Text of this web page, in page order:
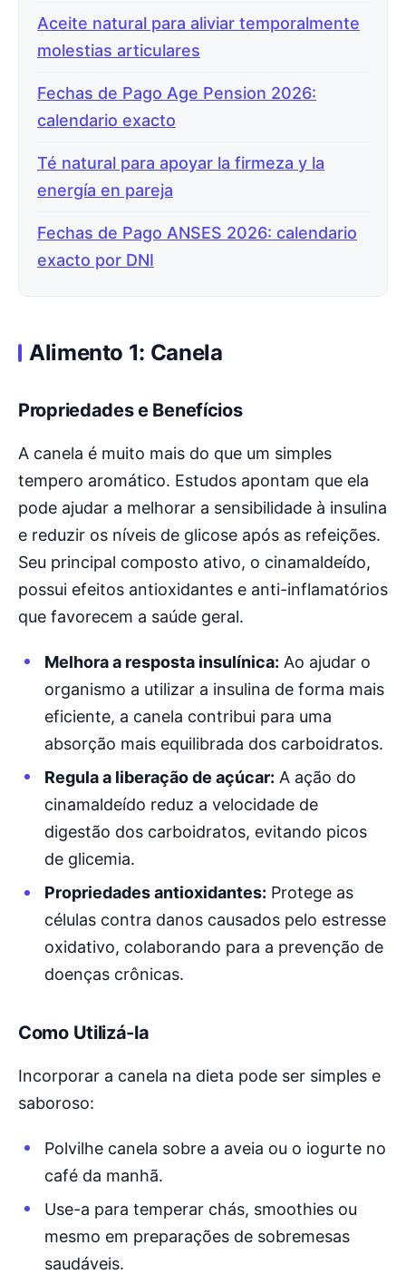
Aceite natural para aliviar temporalmente
molestias articulares
Fechas de Pago Age Pension 2026:
calendario exacto
Té natural para apoyar la firmeza y la
energía en pareja
Fechas de Pago ANSES 2026: calendario
exacto por DNI
Alimento 1: Canela
Propriedades e Benefícios
A canela é muito mais do que um simples
tempero aromático. Estudos apontam que ela
pode ajudar a melhorar a sensibilidade à insulina
e reduzir os níveis de glicose após as refeições.
Seu principal composto ativo, o cinamaldeído,
possui efeitos antioxidantes e anti-inflamatórios
que favorecem a saúde geral.
Melhora a resposta insulínica: Ao ajudar o
organismo a utilizar a insulina de forma mais
eficiente, a canela contribui para uma
absorção mais equilibrada dos carboidratos.
Regula a liberação de açúcar: A ação do
cinamaldeído reduz a velocidade de
digestão dos carboidratos, evitando picos
de glicemia.
Propriedades antioxidantes: Protege as
células contra danos causados pelo estresse
oxidativo, colaborando para a prevenção de
doenças crônicas.
Como Utilizá-la
Incorporar a canela na dieta pode ser simples e
saboroso:
Polvilhe canela sobre a aveia ou o iogurte no
café da manhã.
Use-a para temperar chás, smoothies ou
mesmo em preparações de sobremesas
saudáveis.